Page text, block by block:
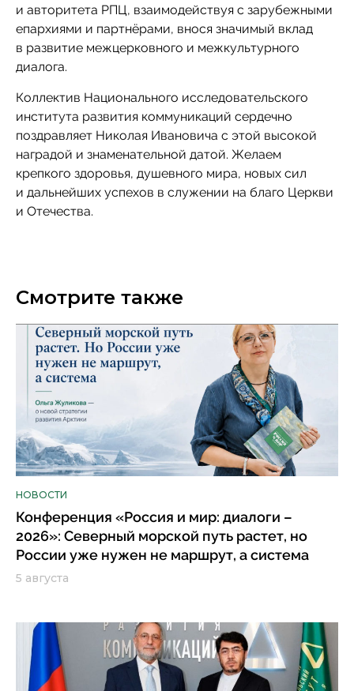
и авторитета РПЦ, взаимодействуя с зарубежными
епархиями и партнёрами, внося значимый вклад
в развитие межцерковного и межкультурного
диалога.
Коллектив Национального исследовательского
института развития коммуникаций сердечно
поздравляет Николая Ивановича с этой высокой
наградой и знаменательной датой. Желаем
крепкого здоровья, душевного мира, новых сил
и дальнейших успехов в служении на благо Церкви
и Отечества.
Смотрите также
НОВОСТИ
Конференция «Россия и мир: диалоги –
2026»: Северный морской путь растет, но
России уже нужен не маршрут, а система
5 августа